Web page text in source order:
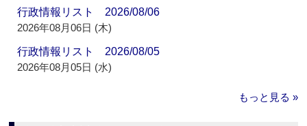
行政情報リスト 2026/08/06
2026年08月06日 (木)
行政情報リスト 2026/08/05
2026年08月05日 (水)
もっと見る »